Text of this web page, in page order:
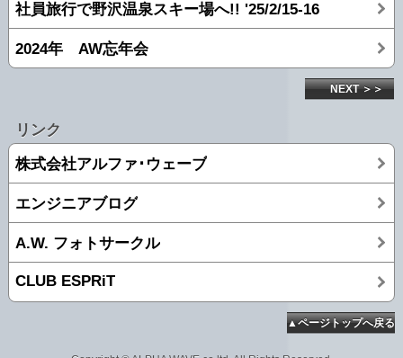
社員旅行で野沢温泉スキー場へ!! '25/2/15-16
2024年 AW忘年会
NEXT ＞＞
リンク
株式会社アルファ･ウェーブ
エンジニアブログ
A.W. フォトサークル
CLUB ESPRiT
▲ページトップへ戻る